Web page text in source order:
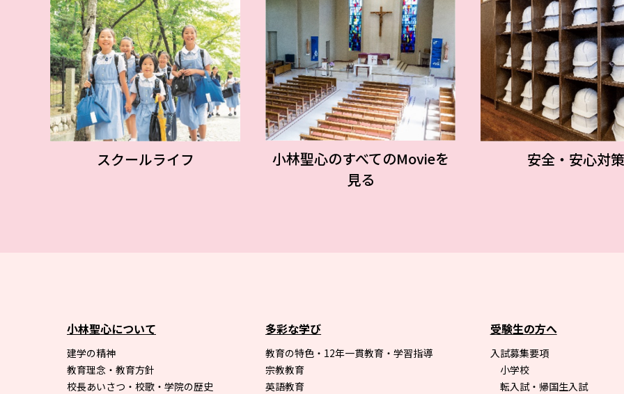
スクールライフ
小林聖心のすべてのMovieを
見る
安全・安心対策
小林聖心について
建学の精神
教育理念・教育方針
校長あいさつ・校歌・学院の歴史
多彩な学び
教育の特色・12年一貫教育・学習指導
宗教教育
英語教育
受験生の方へ
入試募集要項
小学校
転入試・帰国生入試